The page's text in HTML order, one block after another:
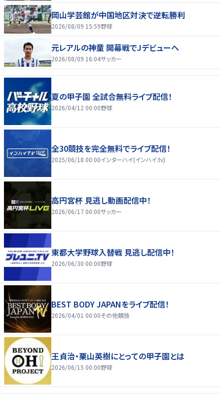
岡山学芸館が中国地区対決で逆転勝利
2026/08/09 15:59野球
元レアルの神童 開幕戦でJデビューへ
2026/08/09 16:04サッカー
夏の甲子園 全試合無料ライブ配信！
2026/04/12 00:00野球
全30競技を完全無料でライブ配信！
2025/06/18 00:00インターハイ(インハイ.tv)
高円宮杯 見逃し動画配信中！
2026/06/17 00:00サッカー
東都大学野球入替戦 見逃し配信中！
2026/06/30 00:00野球
BEST BODY JAPANをライブ配信！
2026/04/01 00:00その他競技
王貞治・栗山英樹にとっての甲子園とは
2026/06/15 00:00野球